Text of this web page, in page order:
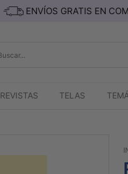
ENVÍOS GRATIS EN
REVISTAS TELAS